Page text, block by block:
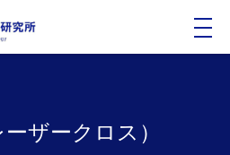
メ
ニ
ュ
ザークロス）